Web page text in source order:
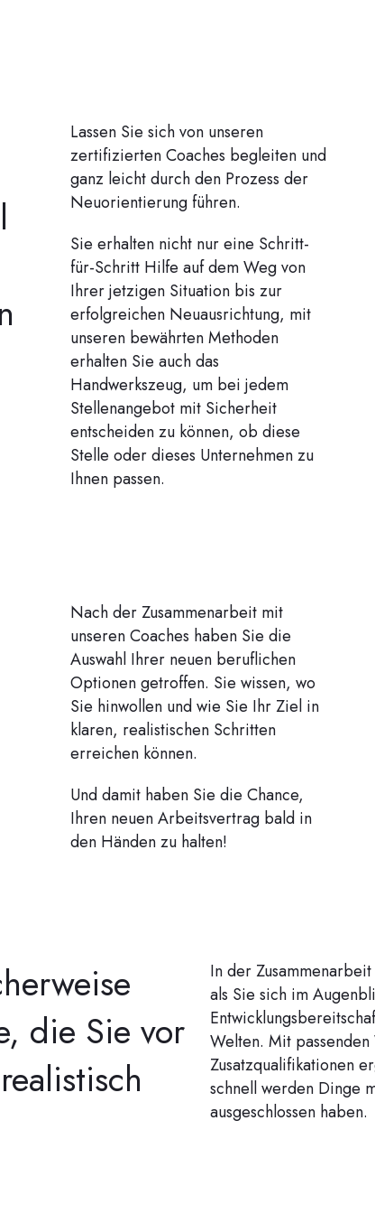
Lassen Sie sich von unseren
zertifizierten Coaches begleiten und
ganz leicht durch den Prozess der
Neuorientierung führen.
Sie erhalten nicht nur eine Schritt-
für-Schritt Hilfe auf dem Weg von
Ihrer jetzigen Situation bis zur
erfolgreichen Neuausrichtung, mit
unseren bewährten Methoden
erhalten Sie auch das
Handwerkszeug, um bei jedem
Stellenangebot mit Sicherheit
entscheiden zu können, ob diese
Stelle oder dieses Unternehmen zu
Ihnen passen.
Nach der Zusammenarbeit mit
unseren Coaches haben Sie die
Auswahl Ihrer neuen beruflichen
Optionen getroffen. Sie wissen, wo
Sie hinwollen und wie Sie Ihr Ziel in
klaren, realistischen Schritten
erreichen können.
Und damit haben Sie die Chance,
Ihren neuen Arbeitsvertrag bald in
den Händen zu halten!
die Sie vor
In der
als Sie sich im
Welten. Mit
Zusatzqualifikationen
schnell werden Dinge
ausgeschlossen haben.